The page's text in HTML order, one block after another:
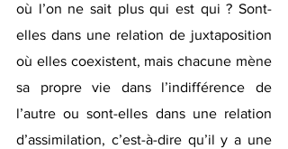
où l’on ne sait plus qui est qui ? Sont-
elles dans une relation de juxtaposition
où elles coexistent, mais chacune mène
sa propre vie dans l’indifférence de
l’autre ou sont-elles dans une relation
d’assimilation, c’est-à-dire qu’il y a une